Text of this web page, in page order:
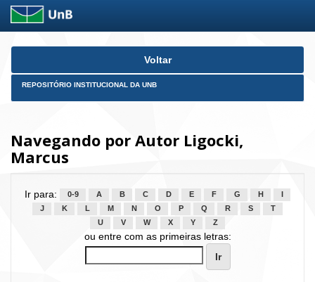
Skip
Voltar
REPOSITÓRIO INSTITUCIONAL DA UNB
Navegando por Autor Ligocki,
Marcus
Ir para: 0-9 A B C D E F G H
J
K L M N O P Q R S
T
U
V W X Y Z
ou entre com as primeiras letras: